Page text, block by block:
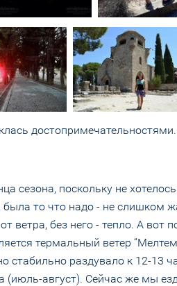
сезона, поскольку не
то что надо - не слишком
ветра, без него - тепло. А
термальный ветер
стабильно раздувало к 12-13
(июль-август). Сейчас же мы